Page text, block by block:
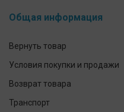
Elmex
Общая информация
Вернуть товар
Условия покупки и продажи
Возврат товара
Транспорт